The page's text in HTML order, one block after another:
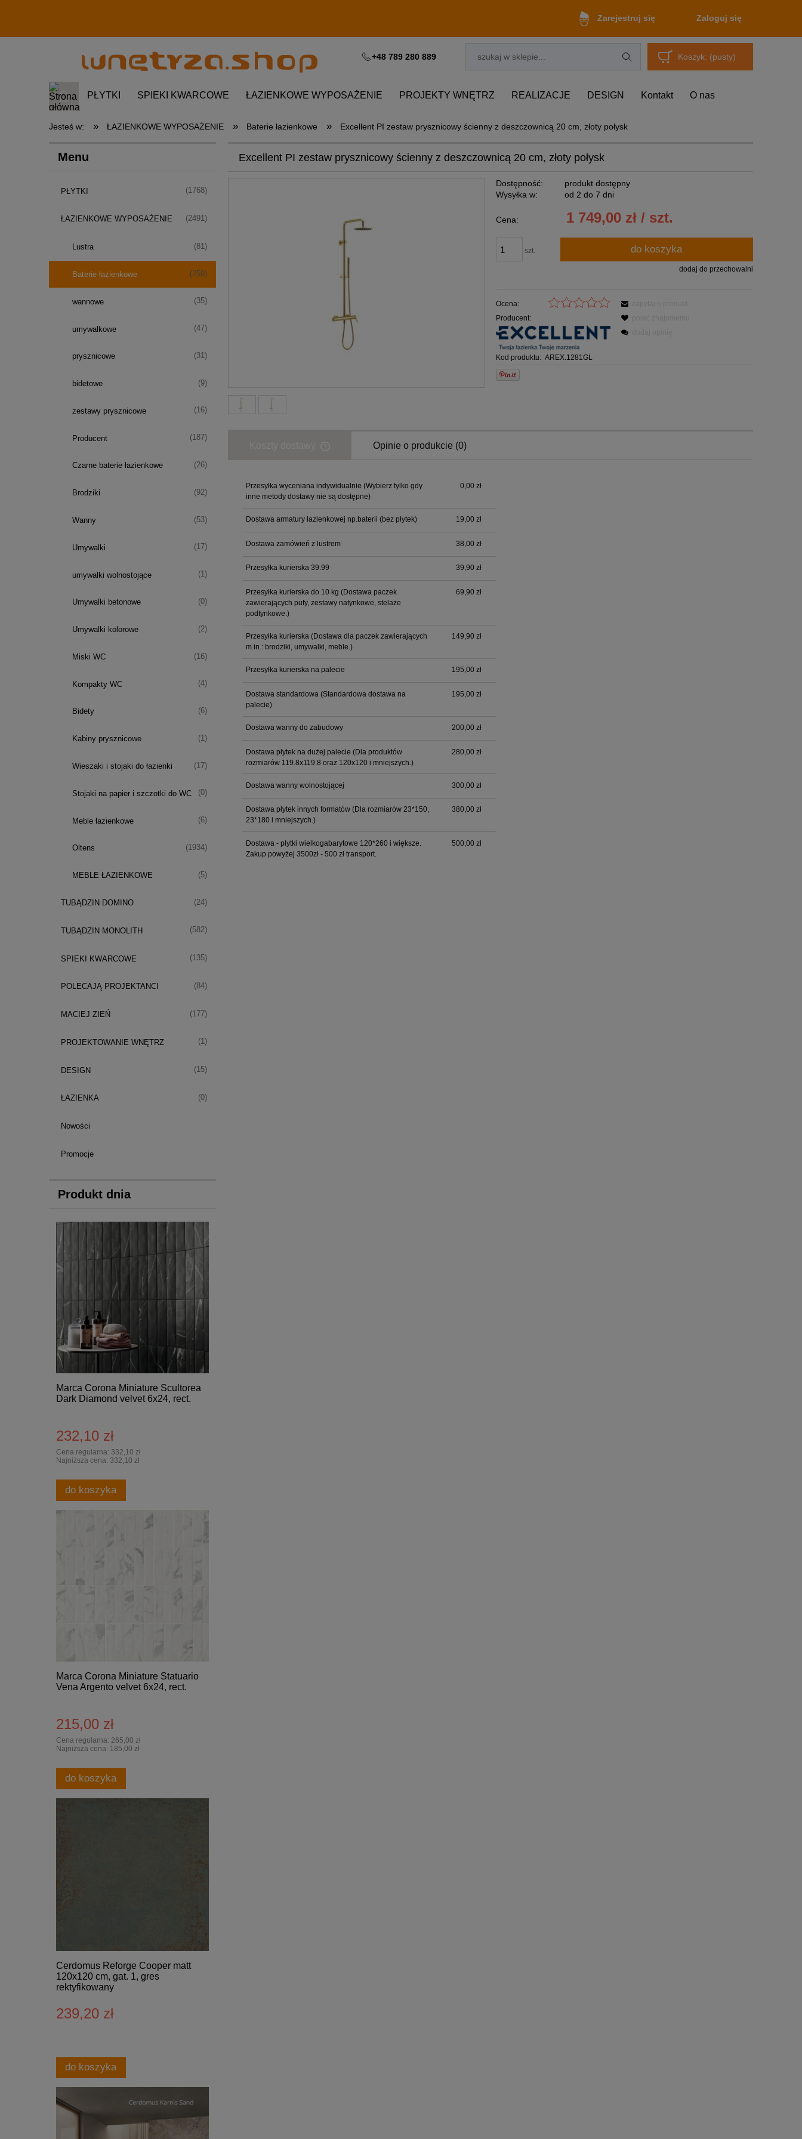
Zarejestruj się Zaloguj się
Koszyk: (pusty)
+48 789 280 889
PŁYTKI SPIEKI KWARCOWE ŁAZIENKOWE WYPOSAŻENIE PROJEKTY WNĘTRZ REALIZACJE DESIGN Kontakt O nas
Jesteś w: » ŁAZIENKOWE WYPOSAŻENIE » Baterie łazienkowe » Excellent PI zestaw prysznicowy ścienny z deszczownicą 20 cm, złoty połysk
Menu
PŁYTKI (1768)
ŁAZIENKOWE WYPOSAŻENIE (2491)
Lustra (81)
Baterie łazienkowe (259)
wannowe (35)
umywalkowe (47)
prysznicowe (31)
bidetowe (9)
zestawy prysznicowe (16)
Producent (187)
Czarne baterie łazienkowe (26)
Brodziki (92)
Wanny (53)
Umywalki (17)
umywalki wolnostojące (1)
Umywalki betonowe (0)
Umywalki kolorowe (2)
Miski WC (16)
Kompakty WC (4)
Bidety (6)
Kabiny prysznicowe (1)
Wieszaki i stojaki do łazienki (17)
Stojaki na papier i szczotki do WC (0)
Meble łazienkowe (6)
Oltens (1934)
MEBLE ŁAZIENKOWE (5)
TUBĄDZIN DOMINO (24)
TUBĄDZIN MONOLITH (582)
SPIEKI KWARCOWE (135)
POLECAJĄ PROJEKTANCI (84)
MACIEJ ZIEŃ (177)
PROJEKTOWANIE WNĘTRZ (1)
DESIGN (15)
ŁAZIENKA (0)
Nowości
Promocje
Produkt dnia
Marca Corona Miniature Scultorea
Dark Diamond velvet 6x24, rect.
232,10 zł
Cena regularna: 332,10 zł
Najniższa cena: 332,10 zł
do koszyka
Marca Corona Miniature Statuario
Vena Argento velvet 6x24, rect.
215,00 zł
Cena regularna: 265,00 zł
Najniższa cena: 185,00 zł
do koszyka
Cerdomus Reforge Cooper matt
120x120 cm, gat. 1, gres
rektyfikowany
239,20 zł
do koszyka
Excellent PI zestaw prysznicowy ścienny z deszczownicą 20 cm, złoty połysk
Dostępność:
produkt dostępny
Wysyłka w:
od 2 do 7 dni
Cena: 1 749,00 zł / szt.
szt. do koszyka
dodaj do przechowalni
Ocena:
Producent:
Kod produktu: AREX.1281GL
Opinie o produkcie (0)
Przesyłka wyceniana indywidualnie (Wybierz tylko gdy
inne metody dostawy nie są dostępne)
0,00 zł
Dostawa armatury łazienkowej np.baterii (bez płytek) 19,00 zł
Dostawa zamówień z lustrem 38,00 zł
Przesyłka kurierska 39.99 39,90 zł
Przesyłka kurierska do 10 kg (Dostawa paczek
zawierających pufy, zestawy natynkowe, stelaże
podtynkowe.)
69,90 zł
Przesyłka kurierska (Dostawa dla paczek zawierających
m.in.: brodziki, umywalki, meble.)
149,90 zł
Przesyłka kurierska na palecie 195,00 zł
Dostawa standardowa (Standardowa dostawa na
palecie)
195,00 zł
Dostawa wanny do zabudowy 200,00 zł
Dostawa płytek na dużej palecie (Dla produktów
rozmiarów 119.8x119.8 oraz 120x120 i mniejszych.)
280,00 zł
Dostawa wanny wolnostojącej 300,00 zł
Dostawa płytek innych formatów (Dla rozmiarów 23*150,
23*180 i mniejszych.)
380,00 zł
Dostawa - płytki wielkogabarytowe 120*260 i większe.
Zakup powyżej 3500zł - 500 zł transport.
500,00 zł